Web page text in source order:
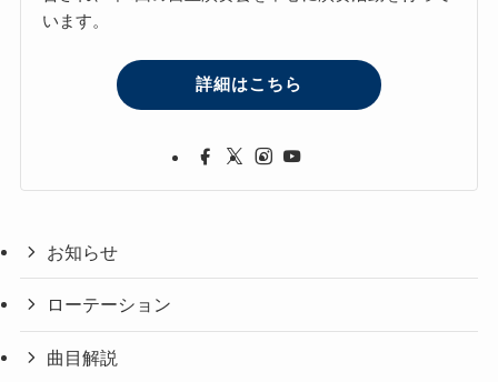
います。
詳細はこちら
お知らせ
ローテーション
曲目解説